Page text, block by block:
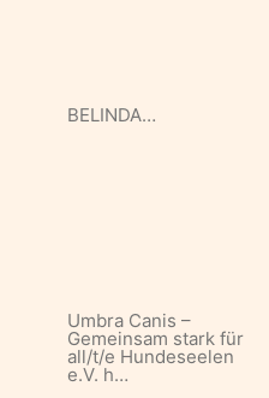
BELINDA…
Umbra Canis –
Gemeinsam stark für
all/t/e Hundeseelen
e.V. h…